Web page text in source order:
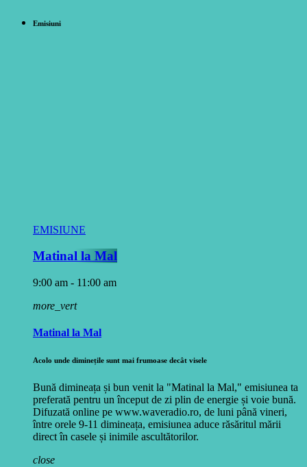
Emisiuni
EMISIUNE
Matinal la Mal
9:00 am - 11:00 am
more_vert
Matinal la Mal
Acolo unde diminețile sunt mai frumoase decât visele
Bună dimineața și bun venit la "Matinal la Mal," emisiunea ta
preferată pentru un început de zi plin de energie și voie bună.
Difuzată online pe www.waveradio.ro, de luni până vineri,
între orele 9-11 dimineața, emisiunea aduce răsăritul mării
direct în casele și inimile ascultătorilor.
close